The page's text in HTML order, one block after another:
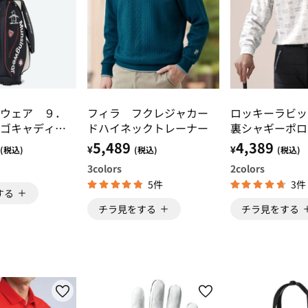
ェア ９．
キャディバ
(税込)
る
フィラ フクレジャカー
ドハイネックトレーナー
¥5,489 (税込)
3colors
5件
チラ見をする
ロッキーラビ
裏シャギーポロ
¥4,389 (税込)
2colors
3件
チラ見をする